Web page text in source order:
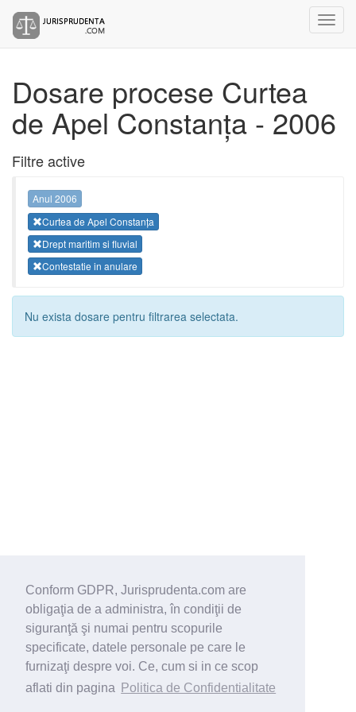
Conform GDPR, Jurisprudenta.com are
obligaţia de a administra, în condiţii de
siguranţă şi numai pentru scopurile
specificate, datele personale pe care le
furnizaţi despre voi. Ce, cum si in ce scop
aflati din pagina
Politica de Confidentialitate
Dosare procese Curtea
de Apel Constanța - 2006
Filtre active
Anul 2006
Curtea de Apel Constanța
Drept maritim si fluvial
Contestatie in anulare
Nu exista dosare pentru filtrarea selectata.